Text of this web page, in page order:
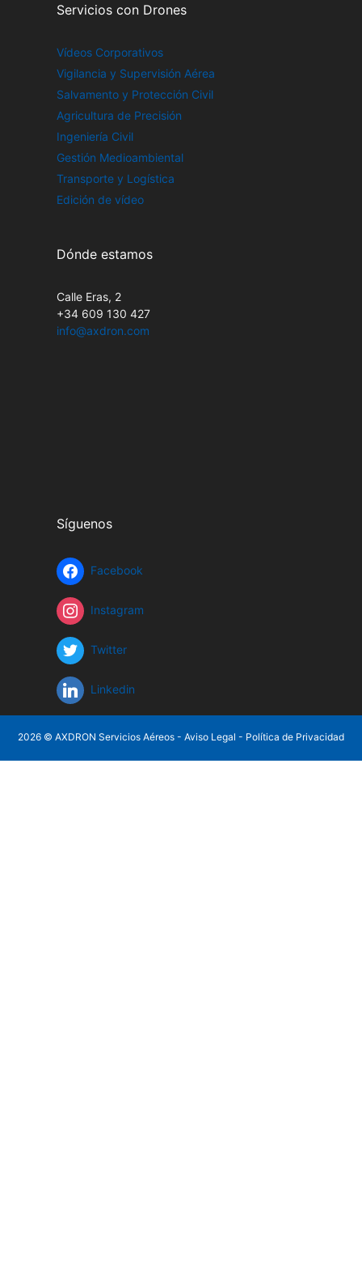
Servicios con Drones
Vídeos Corporativos
Vigilancia y Supervisión Aérea
Salvamento y Protección Civil
Agricultura de Precisión
Ingeniería Civil
Gestión Medioambiental
Transporte y Logística
Edición de vídeo
Dónde estamos
Calle Eras, 2
+34 609 130 427
info@axdron.com
Síguenos
Facebook
Instagram
Twitter
Linkedin
2026 © AXDRON Servicios Aéreos - Aviso Legal - Política de Privacidad